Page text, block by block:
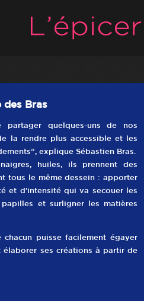
des Bras
partager quelques-uns de nos
la rendre plus accessible et les
explique Sébastien Bras.
huiles, ils prennent des
tous le même dessein : apporter
et d’intensité qui va secouer les
et surligner les matières
chacun puisse facilement égayer
élaborer ses créations à partir de